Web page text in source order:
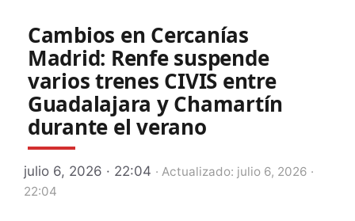
Cambios en Cercanías
Madrid: Renfe suspende
varios trenes CIVIS entre
Guadalajara y Chamartín
durante el verano
julio 6, 2026 · 22:04 · Actualizado: julio 6, 2026 ·
22:04